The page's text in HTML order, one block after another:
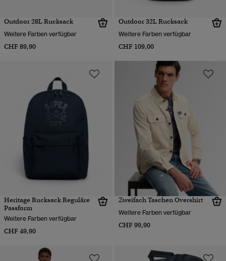
Outdoor 28L Rucksack
Weitere Farben verfügbar
CHF 89,90
Outdoor 32L Rucksack
Weitere Farben verfügbar
CHF 109,00
Heritage Rucksack Reguläre
Passform
Weitere Farben verfügbar
CHF 49,90
Zweifach Taschen Overshirt
Weitere Farben verfügbar
CHF 99,90